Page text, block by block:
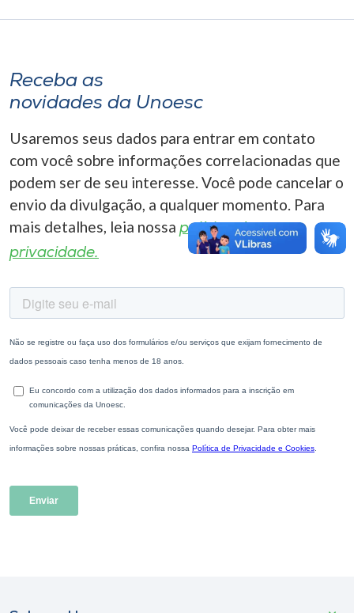
Selecione
o idioma
A+
Receba as
novidades da Unoesc
Usaremos seus dados para entrar em contato
com você sobre informações correlacionadas que
podem ser de seu interesse. Você pode cancelar o
envio da divulgação, a qualquer momento. Para
mais detalhes, leia nossa política de
privacidade.